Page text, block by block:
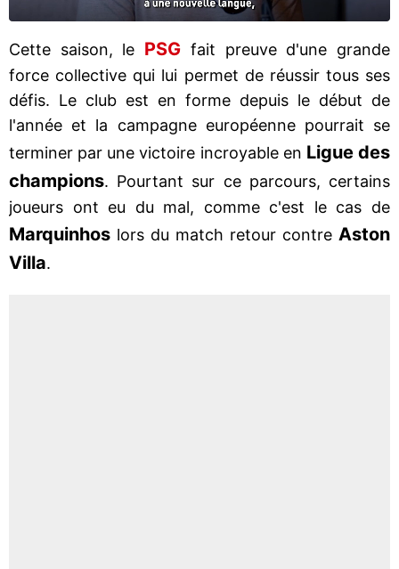
Cette saison, le PSG fait preuve d'une grande
force collective qui lui permet de réussir tous ses
défis. Le club est en forme depuis le début de
l'année et la campagne européenne pourrait se
terminer par une victoire incroyable en Ligue des
champions. Pourtant sur ce parcours, certains
joueurs ont eu du mal, comme c'est le cas de
Marquinhos lors du match retour contre Aston
Villa.